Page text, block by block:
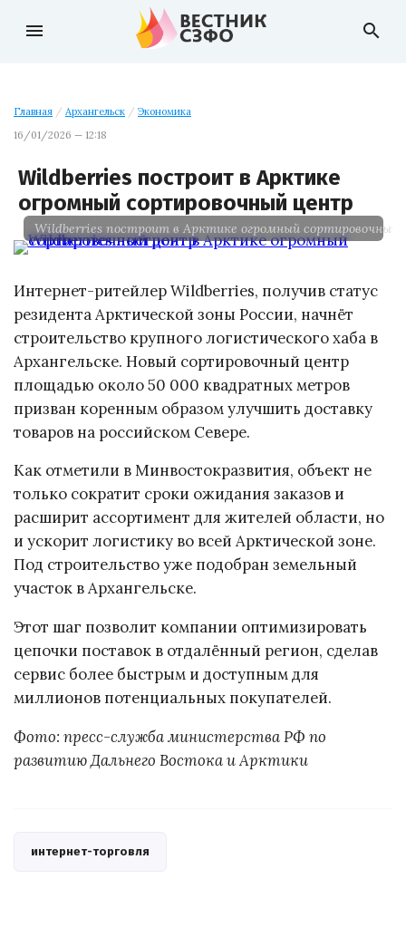
menu search
Главная / Архангельск / Экономика
16/01/2026 — 12:18
Wildberries построит в Арктике
огромный сортировочный центр
Wildberries построит в Арктике огромный сортировочный
Интернет-ритейлер Wildberries, получив статус
резидента Арктической зоны России, начнёт
строительство крупного логистического хаба в
Архангельске. Новый сортировочный центр
площадью около 50 000 квадратных метров
призван коренным образом улучшить доставку
товаров на российском Севере.
Как отметили в Минвостокразвития, объект не
только сократит сроки ожидания заказов и
расширит ассортимент для жителей области, но
и ускорит логистику во всей Арктической зоне.
Под строительство уже подобран земельный
участок в Архангельске.
Этот шаг позволит компании оптимизировать
цепочки поставок в отдалённый регион, сделав
сервис более быстрым и доступным для
миллионов потенциальных покупателей.
Фото: пресс-служба министерства РФ по
развитию Дальнего Востока и Арктики
интернет-торговля